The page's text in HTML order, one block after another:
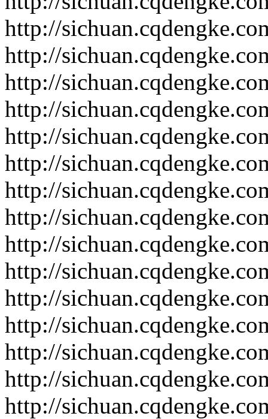
http://
http://
http://
http://
http://
http://
http://
http://
http://
http://
http://
http://
http://
http://
http://